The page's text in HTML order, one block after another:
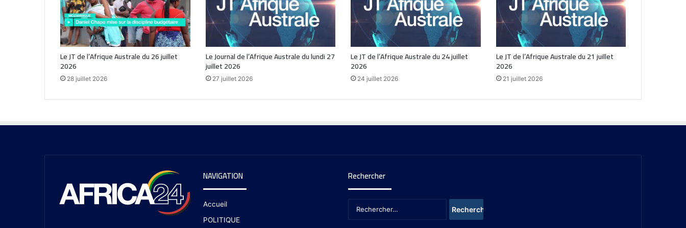
Le JT de l’Afrique Australe du 26 juillet
2026
28 juillet 2026
Le Journal de l’Afrique Australe du lundi 27
juillet 2026
27 juillet 2026
Le JT de l’Afrique Australe du 24 juillet
2026
24 juillet 2026
Le JT de l’Afrique Australe du 21 juillet
2026
21 juillet 2026
NAVIGATION
Accueil
POLITIQUE
Rechercher